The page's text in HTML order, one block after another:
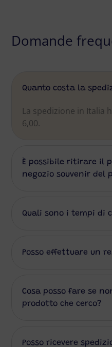
Domande
Quanto costa la
La spedizione in Italia
6,00.
È possibile ritirare il
negozio souvenir del
Quali sono i tempi di
Posso effettuare un
Cosa posso fare se
prodotto che cerco?
Posso ricevere